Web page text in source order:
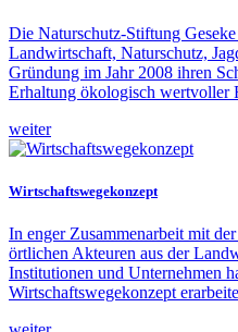
Die Naturschutz-Stiftung
Landwirtschaft, Naturschutz,
Gründung im Jahr 2008 ihren
Erhaltung ökologisch wertvoller
weiter
Wirtschaftswegekonzept
In enger Zusammenarbeit mit
örtlichen Akteuren aus der
Institutionen und Unternehmen
Wirtschaftswegekonzept